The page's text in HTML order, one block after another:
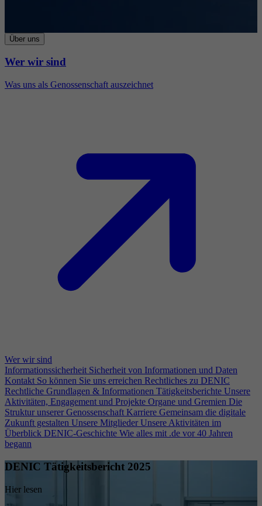
Über uns
Wer wir sind
Was uns als Genossenschaft auszeichnet
Wer wir sind
Informationssicherheit Sicherheit von Informationen und Daten
Kontakt So können Sie uns erreichen Rechtliches zu DENIC
Rechtliche Grundlagen & Informationen Tätigkeitsberichte Unsere
Aktivitäten, Engagement und Projekte Organe und Gremien Die
Struktur unserer Genossenschaft Karriere Gemeinsam die digitale
Zukunft gestalten Unsere Mitglieder Unsere Aktivitäten im
Überblick DENIC-Geschichte Wie alles mit .de vor 40 Jahren
begann
DENIC Tätigkeitsbericht 2025
Hier lesen